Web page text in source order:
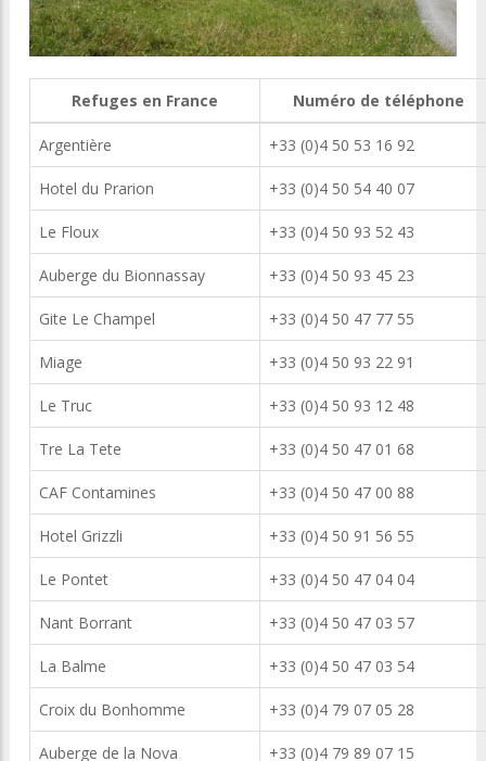
Refuges en France Numéro de téléphone
Argentière +33 (0)4 50 53 16 92
Hotel du Prarion +33 (0)4 50 54 40 07
Le Floux +33 (0)4 50 93 52 43
Auberge du Bionnassay +33 (0)4 50 93 45 23
Gite Le Champel +33 (0)4 50 47 77 55
Miage +33 (0)4 50 93 22 91
Le Truc +33 (0)4 50 93 12 48
Tre La Tete +33 (0)4 50 47 01 68
CAF Contamines +33 (0)4 50 47 00 88
Hotel Grizzli +33 (0)4 50 91 56 55
Le Pontet +33 (0)4 50 47 04 04
Nant Borrant +33 (0)4 50 47 03 57
La Balme +33 (0)4 50 47 03 54
Croix du Bonhomme +33 (0)4 79 07 05 28
Auberge de la Nova +33 (0)4 79 89 07 15